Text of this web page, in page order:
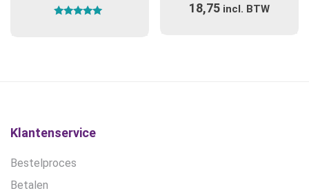
variaties.
18,75 incl. BTW
Klantenservice
Bestelproces
Betalen